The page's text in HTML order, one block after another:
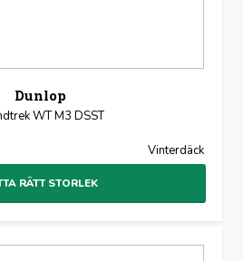
Dunlop
WT M3 DSST
Vinterdäck
RÄTT STORLEK